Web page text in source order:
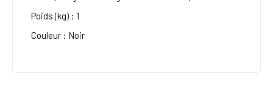
Poids (kg) : 1
Couleur : Noir